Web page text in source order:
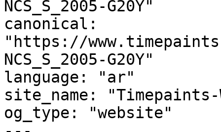
NCS_S_2005-G20Y"
canonical:
"https://
NCS_S_2005-G20Y"
language: "ar"
site_name:
og_type: "website"